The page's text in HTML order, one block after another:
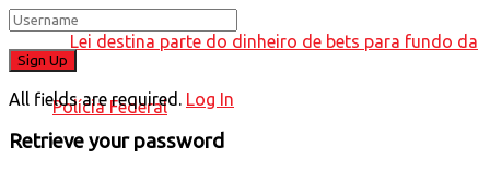
All fields are required. Log In
Retrieve your password